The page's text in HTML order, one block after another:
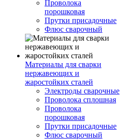
Проволока
порошковая
Прутки присадочные
Флюс сварочный
Материалы для сварки
нержавеющих и
жаростойких сталей
Электроды сварочные
Проволока сплошная
Проволока
порошковая
Прутки присадочные
Флюс сварочный